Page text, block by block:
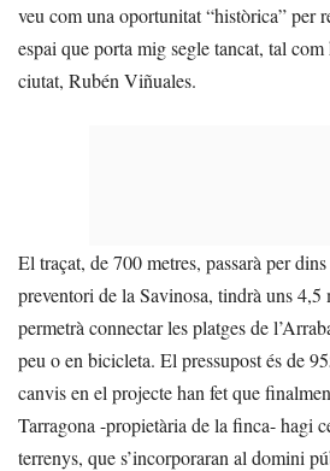
veu com una oportunitat “històrica” per
espai que porta mig segle tancat, tal com
ciutat, Rubén Viñuales.
El traçat, de 700 metres, passarà per
preventori de la Savinosa, tindrà uns 4,5
permetrà connectar les platges de
peu o en bicicleta. El pressupost és de
canvis en el projecte han fet que
Tarragona -propietària de la finca- hagi
terrenys, que s’incorporaran al domini